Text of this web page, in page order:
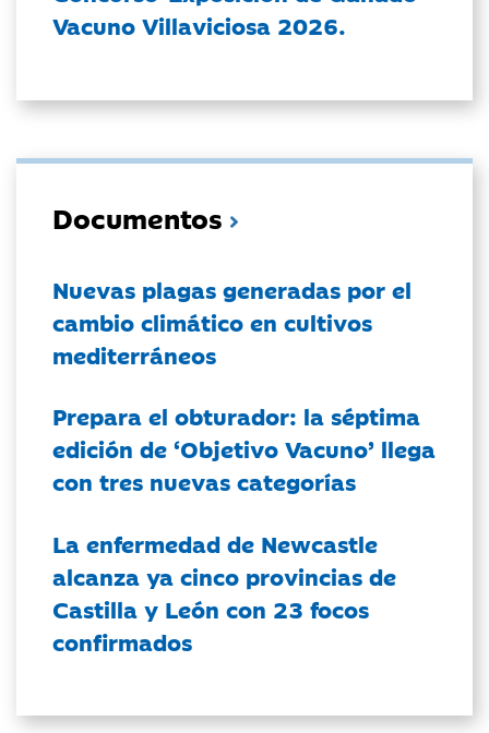
Vacuno Villaviciosa 2026.
Documentos
Nuevas plagas generadas por el
cambio climático en cultivos
mediterráneos
Prepara el obturador: la séptima
edición de ‘Objetivo Vacuno’ llega
con tres nuevas categorías
La enfermedad de Newcastle
alcanza ya cinco provincias de
Castilla y León con 23 focos
confirmados